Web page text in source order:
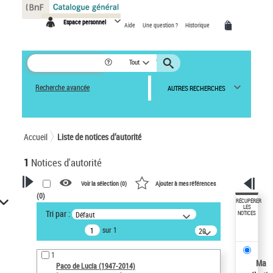
Espace personnel Aide Une question ? Historique
Tout
Recherche avancée AUTRES RECHERCHES
Accueil Liste de notices d’autorité
1 Notices d'autorité
VOTRE RECHERCHE
Recherche avancée dans les
notices d’autorité
Œuvres liées à l'auteur :
Paco de Lucía (1947-2014)
Voir la sélection (0) Ajouter à mes références
(0)
Tri par : Défaut
sur 1
20
résultats/page
1
Paco de Lucía (1947-2014)
RÉCUPÉRER
LES
NOTICES
Ma
Panneau de gestion des cookies